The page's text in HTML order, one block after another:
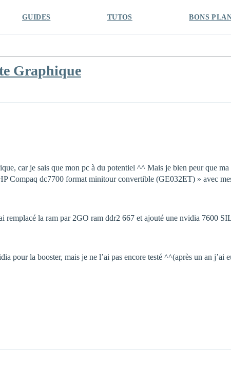
GUIDES TUTOS BONS
Graphique
car je sais que mon pc à du potentiel ^^ Mais je bien peur que
Compaq dc7700 format minitour convertible (GE032ET) » avec
remplacé la ram par 2GO ram ddr2 667 et ajouté une nvidia 7600
pour la booster, mais je ne l’ai pas encore testé ^^(après un an j’ai